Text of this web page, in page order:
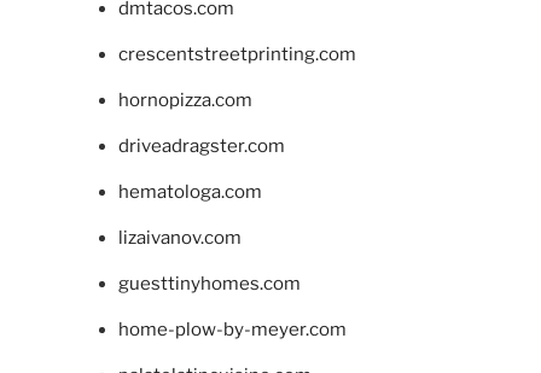
dmtacos.com
crescentstreetprinting.com
hornopizza.com
driveadragster.com
hematologa.com
lizaivanov.com
guesttinyhomes.com
home-plow-by-meyer.com